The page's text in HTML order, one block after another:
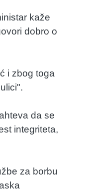
kaže
dobro o
i zbog toga
da se
integriteta,
za borbu